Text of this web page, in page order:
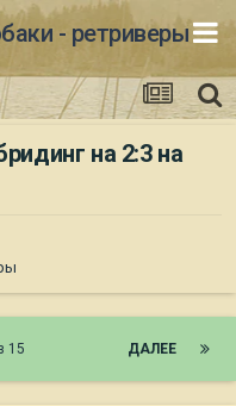
- ретриверы
на 2:3 на
ДАЛЕЕ
15